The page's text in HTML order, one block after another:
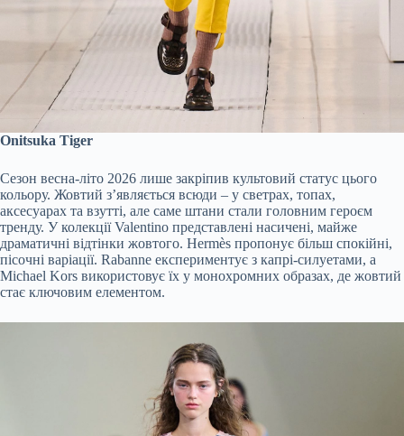
Onitsuka Tiger
Сезон весна-літо 2026 лише закріпив культовий статус цього
кольору. Жовтий з’являється всюди – у светрах, топах,
аксесуарах та взутті, але саме штани стали головним героєм
тренду. У колекції Valentino представлені насичені, майже
драматичні відтінки жовтого. Hermès пропонує більш спокійні,
пісочні варіації. Rabanne експериментує з капрі-силуетами, а
Michael Kors використовує їх у монохромних образах, де жовтий
стає ключовим елементом.